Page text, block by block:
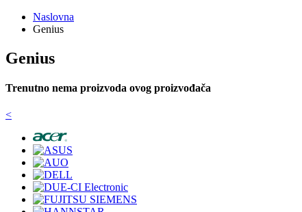
Naslovna
Genius
Genius
Trenutno nema proizvoda ovog proizvođača
<